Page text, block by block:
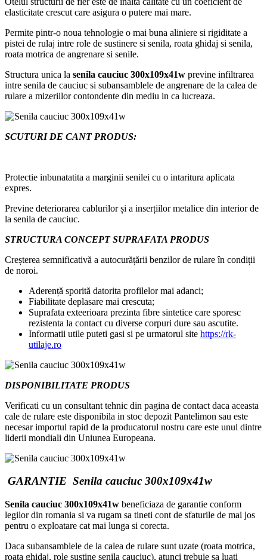
elasticitate crescut care asigura o putere mai mare.
Permite pintr-o noua tehnologie o mai buna aliniere si rigiditate a
pistei de rulaj intre role de sustinere si senila, roata ghidaj si senila,
roata motrica de angrenare si senile.
Structura unica la senila cauciuc 300x109x41w previne infiltrarea
intre senila de cauciuc si subansamblele de angrenare de la calea de
rulare a mizeriilor contondente din mediu in ca lucreaza.
SCUTURI DE CANT PRODUS:
Protectie inbunatatita a marginii senilei cu o intaritura aplicata
expres.
Previne deteriorarea cablurilor și a inserțiilor metalice din interior de
la senila de cauciuc.
STRUCTURA CONCEPT SUPRAFATA PRODUS
Creșterea semnificativă a autocurățării benzilor de rulare în condiții
de noroi.
Aderență sporită datorita profilelor mai adanci;
Fiabilitate deplasare mai crescuta;
Suprafata exteerioara prezinta fibre sintetice care sporesc
rezistenta la contact cu diverse corpuri dure sau ascutite.
Informatii utile puteti gasi si pe urmatorul site https://rk-
utilaje.ro
DISPONIBILITATE PRODUS
Verificati cu un consultant tehnic din pagina de contact daca aceasta
cale de rulare este disponibila in stoc depozit Pantelimon sau este
necesar importul rapid de la producatorul nostru care este unul dintre
liderii mondiali din Uniunea Europeana.
GARANTIE Senila cauciuc 300x109x41w
Senila cauciuc 300x109x41w beneficiaza de garantie conform
legilor din romania si va rugam sa tineti cont de sfaturile de mai jos
pentru o exploatare cat mai lunga si corecta.
Daca subansamblele de la calea de rulare sunt uzate (roata motrica,
roata ghidaj, role sustine senila cauciuc), atunci trebuie sa luati